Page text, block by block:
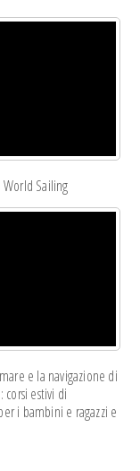
World Sailing
e la navigazione di
estivi di
i bambini e ragazzi e